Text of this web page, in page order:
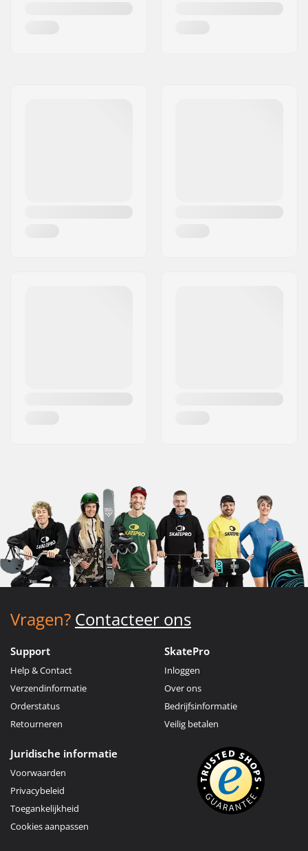
Vragen? Contacteer ons
Support
Help & Contact
Verzendinformatie
Orderstatus
Retourneren
SkatePro
Inloggen
Over ons
Bedrijfsinformatie
Veilig betalen
Juridische informatie
Voorwaarden
Privacybeleid
Toegankelijkheid
Cookies aanpassen